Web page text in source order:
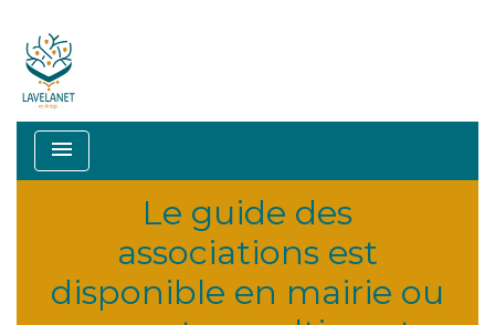
menu
Le guide des
associations est
disponible en mairie ou